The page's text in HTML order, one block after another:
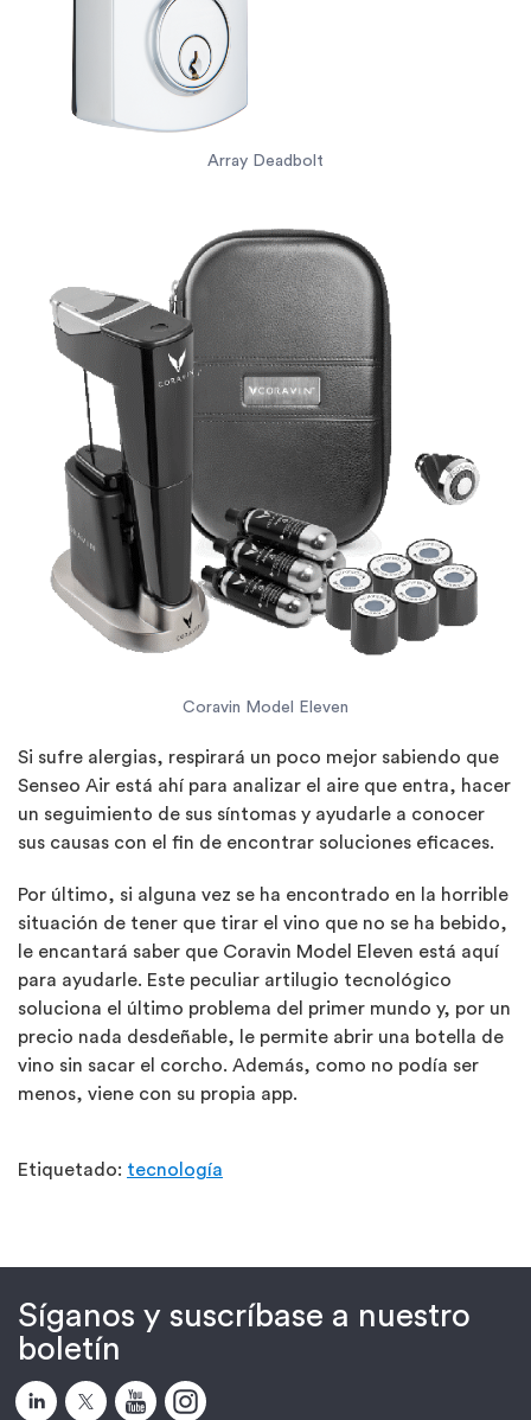
Array Deadbolt
Coravin Model Eleven
Si sufre alergias, respirará un poco mejor sabiendo que
Senseo Air está ahí para analizar el aire que entra, hacer
un seguimiento de sus síntomas y ayudarle a conocer
sus causas con el fin de encontrar soluciones eficaces.
Por último, si alguna vez se ha encontrado en la horrible
situación de tener que tirar el vino que no se ha bebido,
le encantará saber que Coravin Model Eleven está aquí
para ayudarle. Este peculiar artilugio tecnológico
soluciona el último problema del primer mundo y, por un
precio nada desdeñable, le permite abrir una botella de
vino sin sacar el corcho. Además, como no podía ser
menos, viene con su propia app.
Etiquetado: tecnología
Síganos y suscríbase a nuestro
boletín